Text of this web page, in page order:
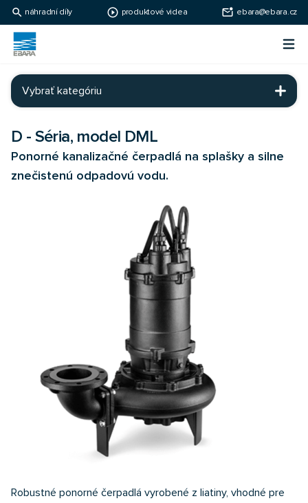
search náhradní díly play_circle_outline produktové videa mark_email_unread ebara@ebara.cz
Ebara Česko
Vybrať kategóriu
D - Séria, model DML
Ponorné kanalizačné čerpadlá na splašky a silne
znečistenú odpadovú vodu.
Robustné ponorné čerpadlá vyrobené z liatiny, vhodné pre